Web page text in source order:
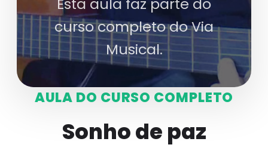
curso completo do Via
Musical.
AULA DO CURSO COMPLETO
Sonho de paz